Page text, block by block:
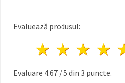
Evaluează produsul:
3
2 stele
1 stea
Evaluare 4.67 /5 din 3 puncte.